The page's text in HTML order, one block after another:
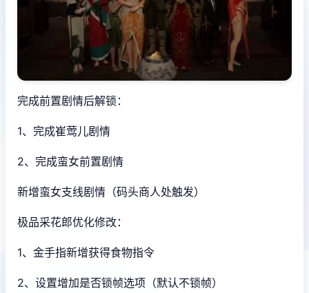
完成前置剧情后解锁：
1、完成崔莺儿剧情
2、完成蛮女前置剧情
新增蛮女支线剧情（码头商人处触发）
极品采花郎优化修改：
1、金手指新增获得食物指令
2、设置增加是否锁帧选项（默认不锁帧）